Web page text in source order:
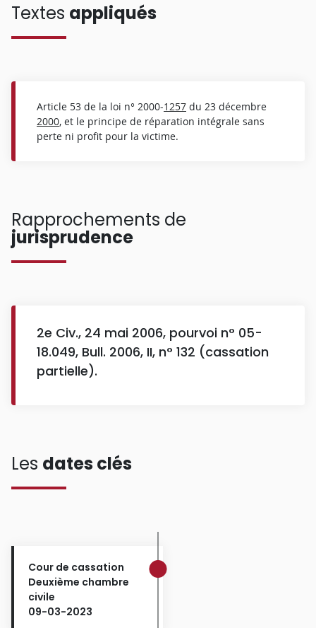
Textes appliqués
Article 53 de la loi n° 2000-1257 du 23 décembre
2000, et le principe de réparation intégrale sans
perte ni profit pour la victime.
Rapprochements de
jurisprudence
2e Civ., 24 mai 2006, pourvoi n° 05-
18.049, Bull. 2006, II, n° 132 (cassation
partielle).
Les dates clés
Cour de cassation
Deuxième chambre
civile
09-03-2023